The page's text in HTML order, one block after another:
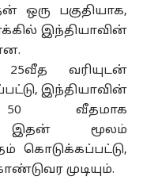
ஒரு பகுதியாக,
இந்தியாவின்
வரியுடன்
இந்தியாவின்
வீதமாக
இதன் மூலம்
கொடுக்கப்பட்டு,
முடியும்.